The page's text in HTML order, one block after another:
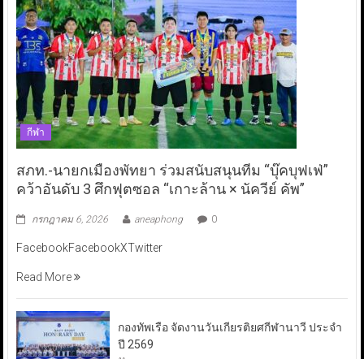
กีฬา
สภท.-นายกเมืองพัทยา ร่วมสนับสนุนทีม “บุ๊คบุฟเฟ่”
คว้าอันดับ 3 ศึกฟุตซอล “เกาะล้าน × นัควีย์ คัพ”
กรกฎาคม 6, 2026 aneaphong 0
FacebookFacebookXTwitter
Read More
กองทัพเรือ จัดงานวันเกียรติยศกีฬานาวี ประจำ
ปี 2569